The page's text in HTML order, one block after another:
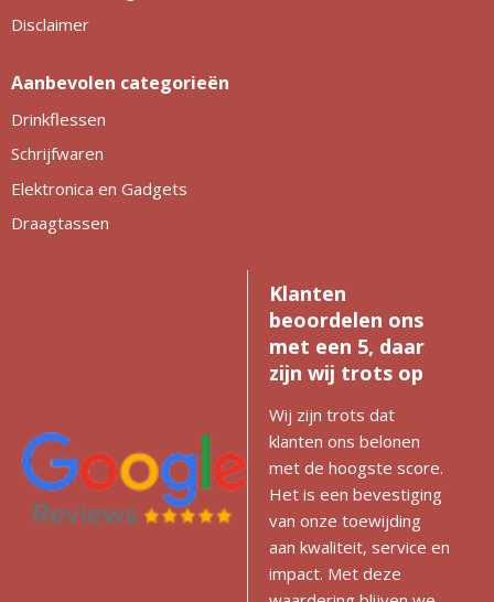
Thule
Kersttassen
Disclaimer
Aanbevolen categorieën
Drinkflessen
Schrijfwaren
Elektronica en Gadgets
Draagtassen
Klanten
beoordelen ons
met een 5, daar
zijn wij trots op
Wij zijn trots dat
klanten ons belonen
met de hoogste score.
Het is een bevestiging
van onze toewijding
aan kwaliteit, service en
impact. Met deze